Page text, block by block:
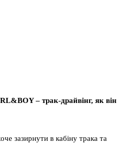
– трак-драйвінг, як він
зазирнути в кабіну трака та